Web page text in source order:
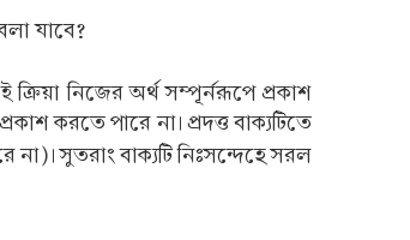
যাবে?
নিজের অর্থ সম্পূর্নরূপে প্রকাশ
করতে পারে না। প্রদত্ত বাক্যটিতে
সুতরাং বাক্যটি নিঃসন্দেহে সরল